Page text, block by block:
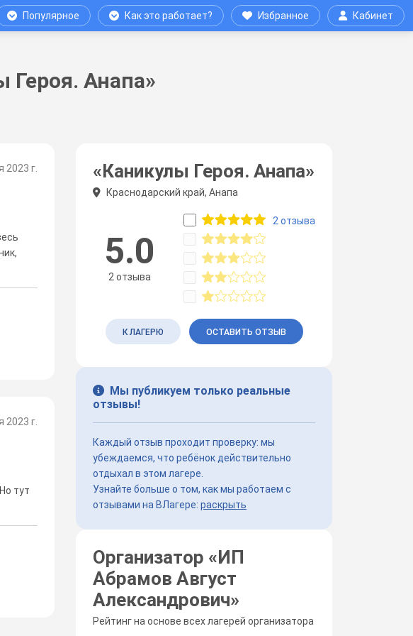
Популярное Как это работает? Избранное Кабинет
Героя. Анапа»
2023 г.
2023 г.
тут
«Каникулы Героя. Анапа»
Краснодарский край, Анапа
5.0
2 отзыва
2 отзыва
К ЛАГЕРЮ ОСТАВИТЬ ОТЗЫВ
Мы публикуем только реальные
отзывы!
Каждый отзыв проходит проверку: мы
убеждаемся, что ребёнок действительно
отдыхал в этом лагере.
Узнайте больше о том, как мы работаем с
отзывами на ВЛагере: раскрыть
Организатор «ИП
Абрамов Август
Александрович»
Рейтинг на основе всех лагерей организатора